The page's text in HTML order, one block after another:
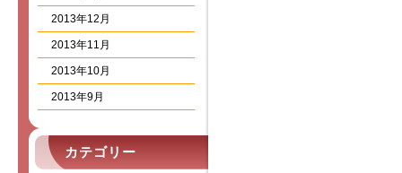
2013年12月
2013年11月
2013年10月
2013年9月
カテゴリー